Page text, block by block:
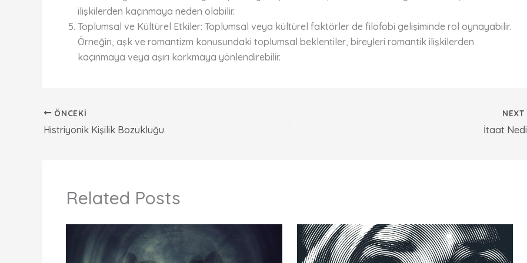
ilişkilerden kaçınmaya neden olabilir.
Toplumsal ve Kültürel Etkiler: Toplumsal veya kültürel faktörler de filofobi gelişiminde rol oynayabilir.
Örneğin, aşk ve romantizm konusundaki toplumsal beklentiler, bireyleri romantik ilişkilerden
kaçınmaya veya aşırı korkmaya yönlendirebilir.
ÖNCEKI
Histriyonik Kişilik Bozukluğu
NEXT
İtaat
Related Posts